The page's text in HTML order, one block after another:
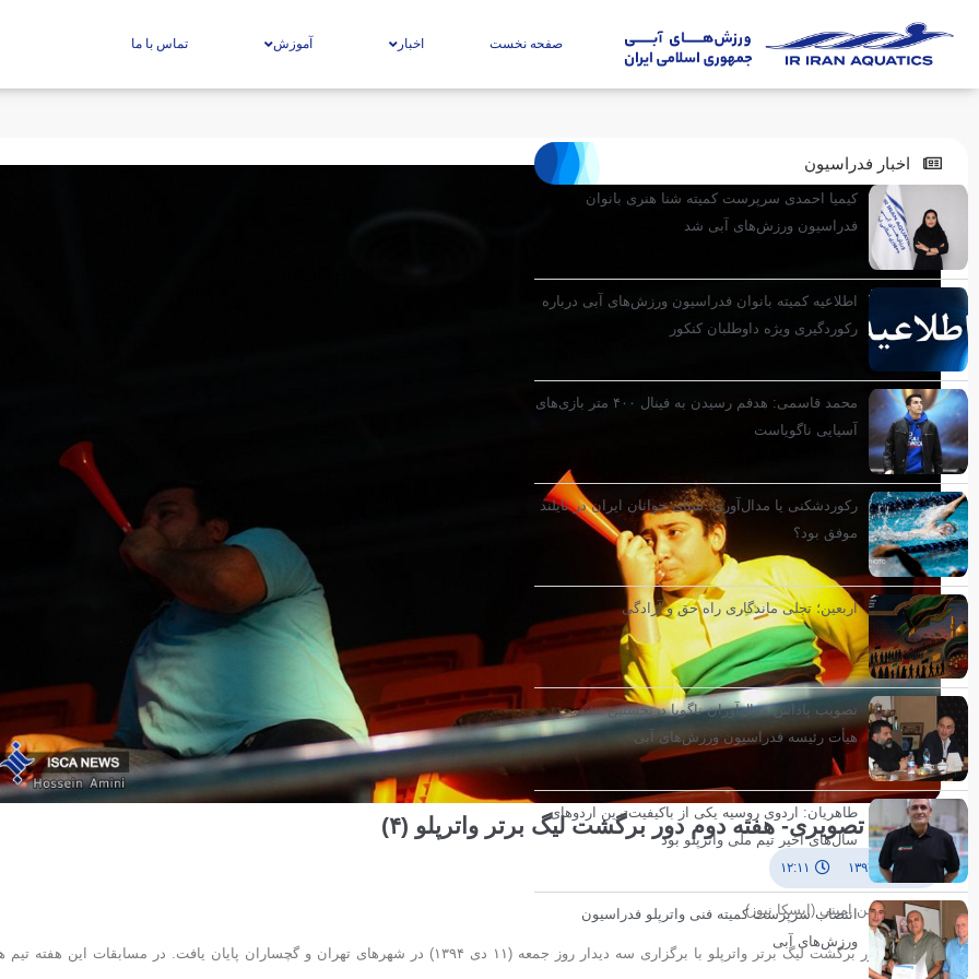
صفحه نخست اخبار آموزش تماس با ما
گزارش تصویری- هفته دوم دور برگشت لیگ برتر واترپلو (۴)
۱۲:۱۱
عکاس/ حسین امینی (ایسکا نیوز)
هفته دوم دور برگشت لیگ برتر واترپلو با برگزاری سه دیدار روز جمعه (۱۱ دی ۱۳۹۴) در شهرهای تهران و گچساران پایان یافت. در مسابقات این هفته
اخبار فدراسیون
کیمیا احمدی سرپرست کمیته شنا هنری بانوان
فدراسیون ورزش‌های آبی شد
اطلاعیه کمیته بانوان فدراسیون ورزش‌های آبی درباره
رکوردگیری ویژه داوطلبان کنکور
محمد قاسمی: هدفم رسیدن به فینال ۴۰۰ متر بازی‌های
آسیایی ناگویاست
رکوردشکنی یا مدال‌آوری؛ شنای جوانان ایران در تایلند
موفق بود؟
اربعین؛ تجلی ماندگاری راه حق و آزادگی
تصویب پاداش مدال‌آوران ناگویا درنخستین نشست
هیأت رئیسه فدراسیون ورزش‌های آبی
طاهریان: اردوی روسیه یکی از باکیفیت‌ترین اردوهای
سال‌های اخیر تیم ملی واترپلو بود
انتصاب سرپرست کمیته فنی واترپلو فدراسیون
ورزش‌های آبی